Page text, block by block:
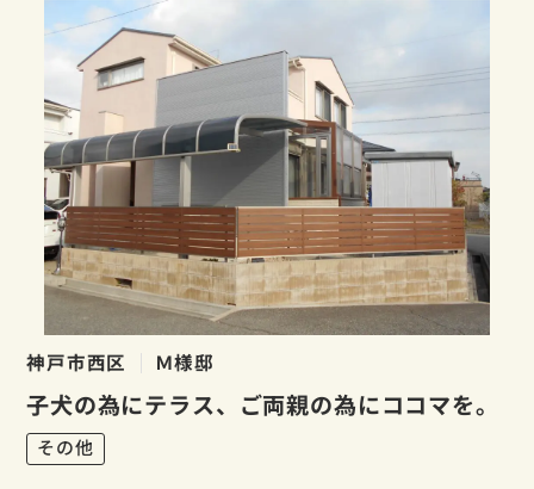
神戸市西区 Ｍ様邸
子犬の為にテラス、ご両親の為にココマを。
その他